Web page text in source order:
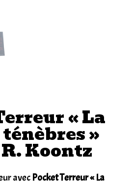
« La
»
Koontz
avec Pocket Terreur « La